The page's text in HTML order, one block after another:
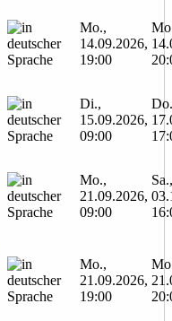
Mo.,
14.09.2026,
19:00
Di.,
15.09.2026,
09:00
Mo.,
21.09.2026,
09:00
Sa.,
Mo.,
21.09.2026,
19:00